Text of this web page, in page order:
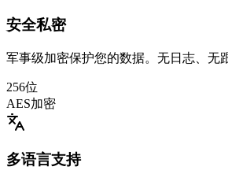
安全私密
军事级加密保护您的数据。无日志、无
256位
AES加密
多语言支持